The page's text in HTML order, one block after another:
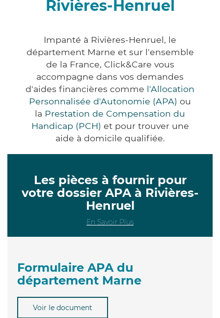
Rivières-Henruel
Impanté à Rivières-Henruel, le
département Marne et sur l'ensemble
de la France, Click&Care vous
accompagne dans vos demandes
d'aides financières comme l'Allocation
Personnalisée d'Autonomie (APA) ou
la Prestation de Compensation du
Handicap (PCH) et pour trouver une
aide à domicile qualifiée.
Les pièces à fournir pour
votre dossier APA à Rivières-
Henruel
En Savoir Plus
Formulaire APA du
département Marne
Voir le document